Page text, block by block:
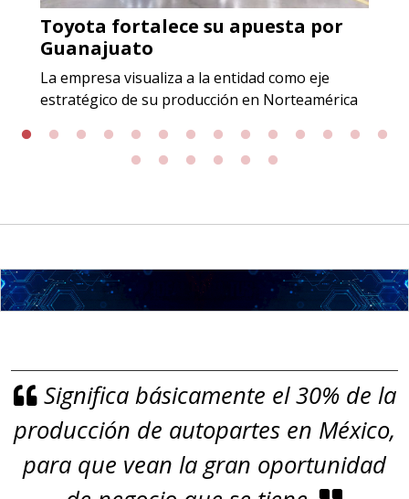
Empresa en Jalisco
Requiere:
GRAFITO LAMINADO EN
ROLLO
Especificaciones:
gestión ambiental.
Empresa en Jalisco
Requiere:
GRAFITO
Especificaciones:
Toyota fortalece su apuesta por
Guanajuato
La empresa visualiza a la entidad como eje
estratégico de su producción en Norteamérica
Significa básicamente el 30% de la
producción de autopartes en México,
para que vean la gran oportunidad